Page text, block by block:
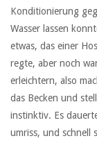
Konditionierung
Wasser lassen
etwas, das einer
regte, aber noch
erleichtern, also
das Becken und
instinktiv. Es
umriss, und schnell